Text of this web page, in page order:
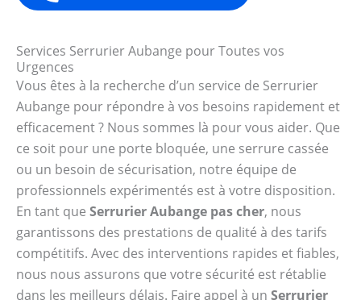
Services Serrurier Aubange pour Toutes vos
Urgences
Vous êtes à la recherche d’un service de Serrurier
Aubange pour répondre à vos besoins rapidement et
efficacement ? Nous sommes là pour vous aider. Que
ce soit pour une porte bloquée, une serrure cassée
ou un besoin de sécurisation, notre équipe de
professionnels expérimentés est à votre disposition.
En tant que Serrurier Aubange pas cher, nous
garantissons des prestations de qualité à des tarifs
compétitifs. Avec des interventions rapides et fiables,
nous nous assurons que votre sécurité est rétablie
dans les meilleurs délais. Faire appel à un Serrurier